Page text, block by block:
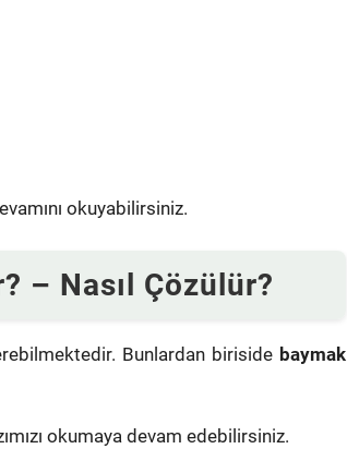
okuyabilirsiniz.
– Nasıl Çözülür?
Bunlardan biriside baymak
okumaya devam edebilirsiniz.